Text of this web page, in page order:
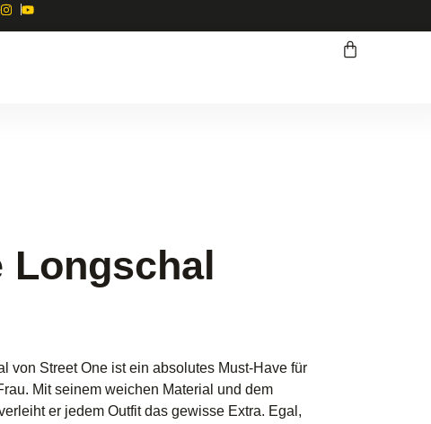
Longschal
von Street One ist ein absolutes Must-Have für
Mit seinem weichen Material und dem
er jedem Outfit das gewisse Extra. Egal,